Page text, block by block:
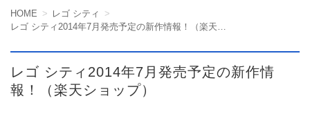
コンテンツへ移動
HOME
レゴ シティ
レゴ シティ2014年7月発売予定の新作情報！（楽天ショップ）
レゴ シティ2014年7月発売予定の新作情
報！（楽天ショップ）